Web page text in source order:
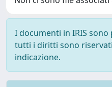
I documenti in IRIS
tutti i diritti sono
indicazione.